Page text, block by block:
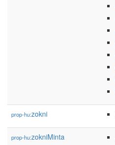
prop-hu:zokni
prop-hu:zokniMinta